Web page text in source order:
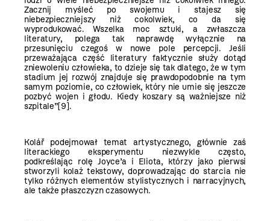
Zacznij myśleć po swojemu i stajesz się
niebezpieczniejszy niż cokolwiek, co da się
wyprodukować. Wszelka moc sztuki, a zwłaszcza
literatury, polega tak naprawdę wyłącznie na
przesunięciu czegoś w nowe pole percepcji. Jeśli
przeważająca część literatury faktycznie służy dotąd
zniewoleniu człowieka, to dzieje się tak dlatego, że w tym
stadium jej rozwój znajduje się prawdopodobnie na tym
samym poziomie, co człowiek, który nie umie się jeszcze
pozbyć wojen i głodu. Kiedy koszary są ważniejsze niż
szpitale”[9].
Kolář podejmował temat artystycznego, głównie zaś
literackiego eksperymentu niezwykle często,
podkreślając rolę Joyce’a i Eliota, którzy jako pierwsi
stworzyli kolaż tekstowy, doprowadzając do starcia nie
tylko różnych elementów stylistycznych i narracyjnych,
ale także płaszczyzn czasowych.